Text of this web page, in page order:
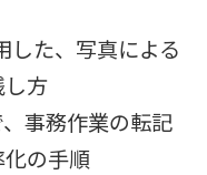
た、写真による
方
事務作業の転記
の手順